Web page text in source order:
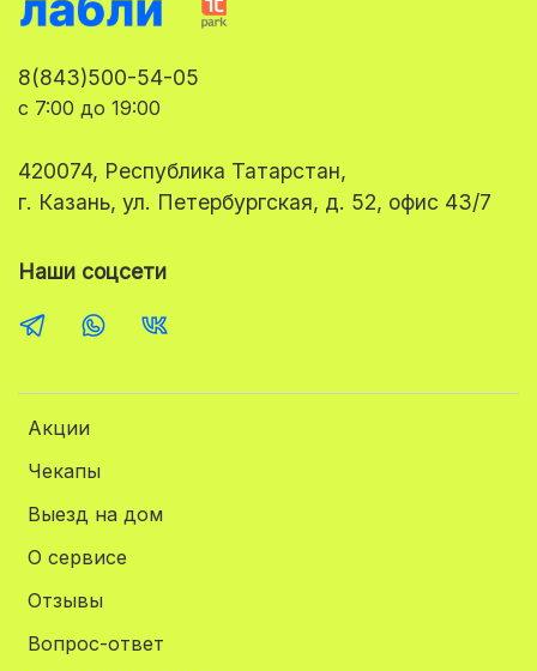
Акции
Чекапы
Выезд на дом
О сервисе
Отзывы
Вопрос-ответ
8(843)500-54-05
с 7:00 до 19:00
420074, Республика Татарстан,
г. Казань, ул. Петербургская, д. 52, офис 43/7
Наши соцсети